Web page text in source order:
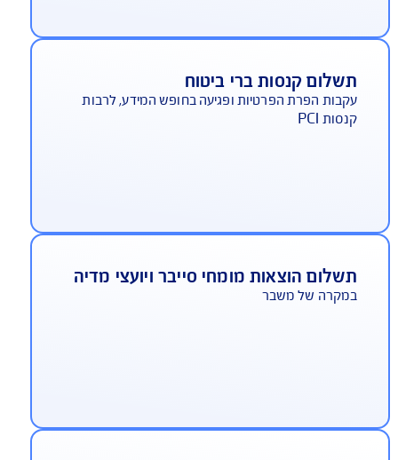
אבדן מידע אישי, מידע תאגידי וכשל אבטחה
קנסות ברי ביטוח
הפרת הפרטיות ופגיעה בחופש המידע, לרבות